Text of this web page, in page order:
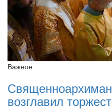
Важное
возглавил